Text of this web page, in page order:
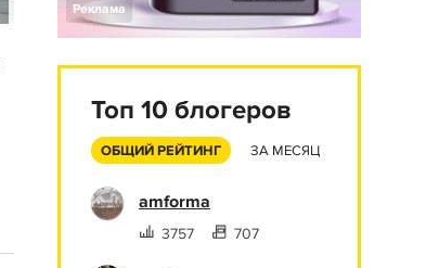
Реклама
Топ 10 блогеров
ОБЩИЙ РЕЙТИНГ ЗА МЕСЯЦ
amforma
3757 707